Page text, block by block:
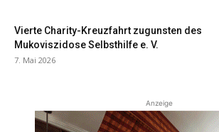
Vierte Charity-Kreuzfahrt zugunsten des
Mukoviszidose Selbsthilfe e. V.
7. Mai 2026
Anzeige